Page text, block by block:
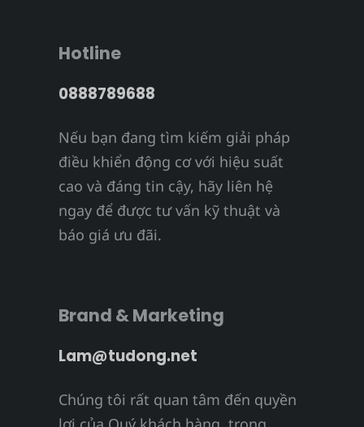
Hotline
0888789688
Nếu bạn đang tìm kiếm giải pháp
điều khiển động cơ với hiệu suất
cao và đáng tin cậy, hãy liên hệ
ngay để được tư vấn kỹ thuật và
báo giá ưu đãi.
Brand & Marketing
Lam@tudong.net
Chúng tôi rất quan tâm đến quyền